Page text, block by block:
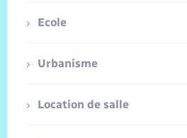
Ecole
Urbanisme
Location de salle